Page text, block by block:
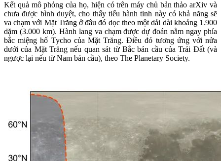
Kết quả mô phỏng của họ, hiện có trên máy chủ bản thảo arXiv và
chưa được bình duyệt, cho thấy tiểu hành tinh này có khả năng sẽ
va chạm với Mặt Trăng ở đâu đó dọc theo một dải dài khoảng 1.900
dặm (3.000 km). Hành lang va chạm được dự đoán nằm ngay phía
bắc miệng hố Tycho của Mặt Trăng. Điều đó tương ứng với nửa
dưới của Mặt Trăng nếu quan sát từ Bắc bán cầu của Trái Đất (và
ngược lại nếu từ Nam bán cầu), theo The Planetary Society.